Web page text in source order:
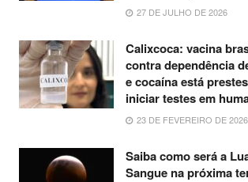
27 DE JULHO DE 2026
Calixcoca: vacina
contra dependência
e cocaína está
iniciar testes em
23 DE FEVEREIRO DE 2026
Saiba como será a
Sangue na próxima